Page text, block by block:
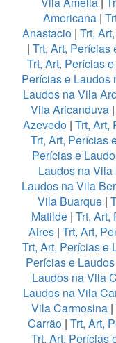
Americana|
Anastacio | Trt,
| Trt, Art,
Trt, Art, Perícias
Perícias e Laudos
Laudos na Vila
Vila Aricanduva|
Azevedo| Trt, Art,
Trt, Art, Perícias
Perícias e
Laudos na
Laudos na Vila
Vila Buarque|
Matilde| Trt, Art,
Aires | Trt, Art,
Trt, Art, Perícias e
Perícias e
Laudos na Vila
Laudos na Vila
Vila Carmosina |
Carrão| Trt, Art,
Trt, Art, Perícias